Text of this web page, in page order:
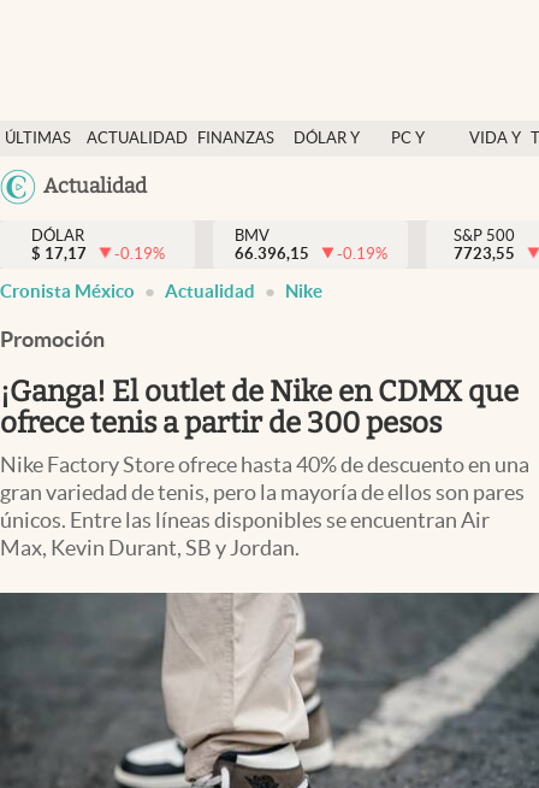
ÚLTIMAS
NOTICIAS
ACTUALIDAD
FINANZAS
DÓLAR Y
PC Y
VIDA Y
México
Actualidad
Actualidad
Finanzas y economía
Dólar y mercados
Pc y celular
Vida y estilo
Tv
Clima
Espiritualidad
abre en nueva pestaña
DÓLAR
$ 17,17 -0.19%
BMV
66.396,15
-0.19%
S&P 500
7723,55
Cronista México Actualidad Nike
Promoción
¡Ganga! El outlet de Nike en CDMX que
ofrece tenis a partir de 300 pesos
Nike Factory Store ofrece hasta 40% de descuento en una
gran variedad de tenis, pero la mayoría de ellos son pares
únicos. Entre las líneas disponibles se encuentran Air
Max, Kevin Durant, SB y Jordan.